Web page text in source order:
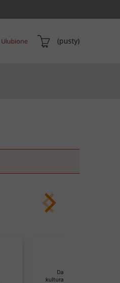
(pusty)
Dawno nie spotkałem
kulturalnej obsługi. To